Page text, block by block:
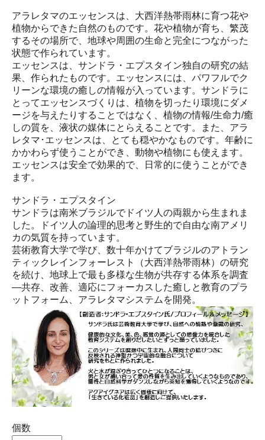
アラレタマのエッセンスは、大西洋熱帯雨林に育つ花や
植物からできた自然のものです。花や植物が育ち、繁茂
するその場所で、地球や周囲の生命と完全につながった
状態で作られています。
エッセンスは、サンドラ・エプスタイン独自の研究の結
果、作られたものです。エッセンスには、パワフルでク
リーンな環境の癒しの情報が入っています。サンドラに
とってエッセンスづくりは、植物を切ったり環境にダメ
ージを与えたりすることではなく、植物の情報/生命力/癒
しの質を、液状の媒体にとらえることです。また、アラ
レタマ･エッセンスは、とても穏やかなものです。年齢に
かかわらず使うことができ、動物や植物にも使えます。
エッセンスは安全で効果的で、日常的に使うことができ
ます。
サンドラ・エプスタイン
サンドラは南米ブラジルでドイツ人の両親から生まれま
した。ドイツ人の論理的思考と野生的で自由な南アメリ
カの気質を持っています。
芸術教育大学で学び、数十年かけてブラジルのアトラン
ティックレインフォーレスト（大西洋熱帯雨林）の研究
を続け、地球上で最も多様な生物が共存する体系を調査
―共存、改善、適応にフォーカスした癒しと教育のプラ
ットフォーム、アラレタマシステムを開発。
個数